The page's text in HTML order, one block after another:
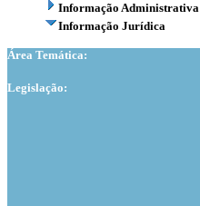
Informação Administrativa
Informação Jurídica
Área Temática:
Legislação: